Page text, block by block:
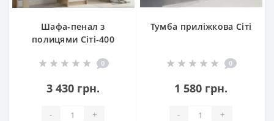
Шафа-пенал з
полицями Сіті-400
0
3 430 грн.
- +
Тумба приліжкова Сіті
0
1 580 грн.
- +